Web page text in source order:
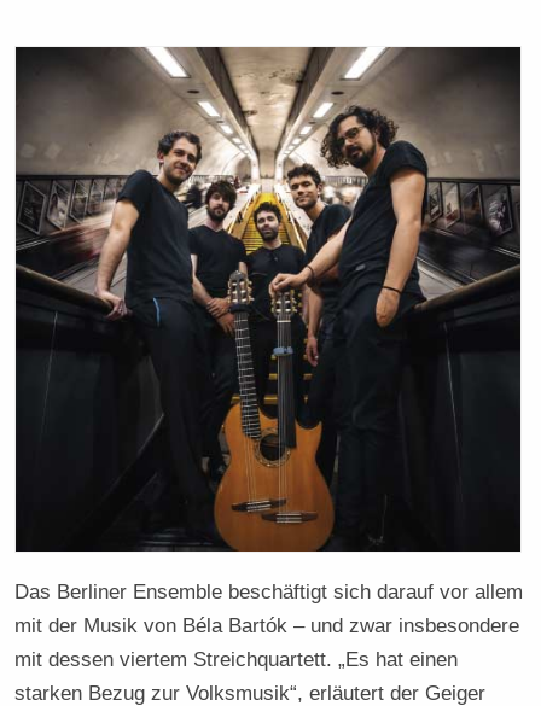
Das Berliner Ensemble beschäftigt sich darauf vor allem
mit der Musik von Béla Bartók – und zwar insbesondere
mit dessen viertem Streichquartett. „Es hat einen
starken Bezug zur Volksmusik“, erläutert der Geiger